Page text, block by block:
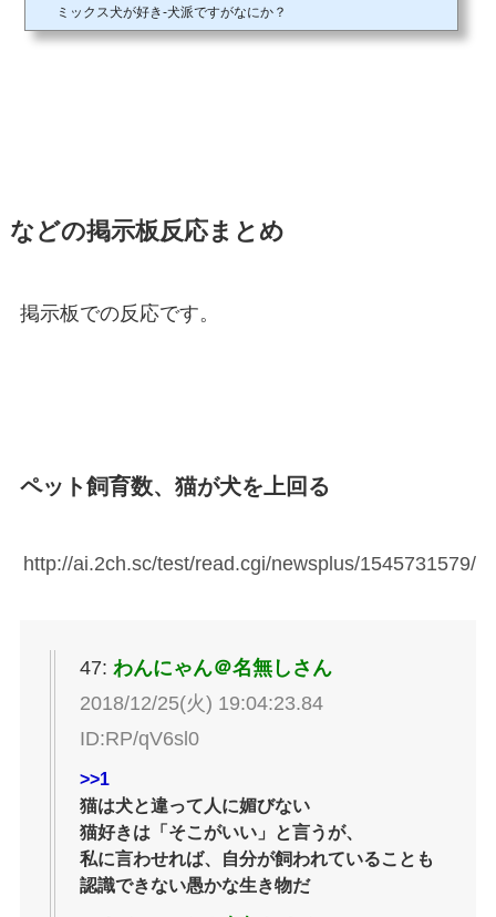
る意味も含め、ツイッターや掲示板などの、犬が嫌いな方々のご意見をまとめてみ
ました。 ツイッターなどSNSの反応 犬って臭いし五月蝿いし、長いリードしてま
ミックス犬が好き-犬派ですがなにか？
などの掲示板反応まとめ
掲示板での反応です。
ペット飼育数、猫が犬を上回る
http://ai.2ch.sc/test/read.cgi/newsplus/1545731579/
47: わんにゃん＠名無しさん
2018/12/25(火) 19:04:23.84
ID:RP/qV6sl0
>>1
猫は犬と違って人に媚びない
猫好きは「そこがいい」と言うが、
私に言わせれば、自分が飼われていることも
認識できない愚かな生き物だ